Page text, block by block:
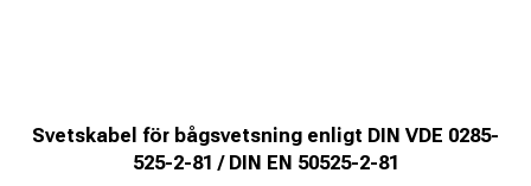
Svetskabel för bågsvetsning enligt DIN VDE 0285-
525-2-81 / DIN EN 50525-2-81